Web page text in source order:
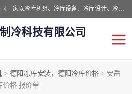
四川美柯冷冻库安装工程有限公司一家以冷库机组、冷库设备、冷库设计、冷冻库设备销售、冷库安装、冻库安装价格及技术服务为一体的综合企业，咨询热线：同等设备材料优惠10% 。公司各种类型安装组合式冷库、冷冻库、冷藏库、气调保鲜库、并提供成套设备供应、安装与调试、维护与维修、技术咨询、操作维修人员技术培训等
冷科技有限公司
> 德阳冻库安装，德阳冷库价格 > 安岳
价格 报价单四川冷库，四川冻库安装